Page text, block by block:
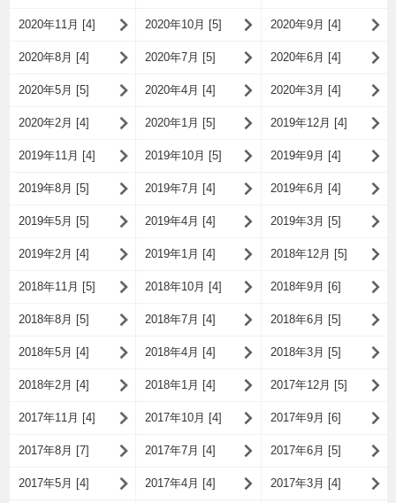
2020年11月 [4] 2020年10月 [5] 2020年9月 [4]
2020年8月 [4] 2020年7月 [5] 2020年6月 [4]
2020年5月 [5] 2020年4月 [4] 2020年3月 [4]
2020年2月 [4] 2020年1月 [5] 2019年12月 [4]
2019年11月 [4] 2019年10月 [5] 2019年9月 [4]
2019年8月 [5] 2019年7月 [4] 2019年6月 [4]
2019年5月 [5] 2019年4月 [4] 2019年3月 [5]
2019年2月 [4] 2019年1月 [4] 2018年12月 [5]
2018年11月 [5] 2018年10月 [4] 2018年9月 [6]
2018年8月 [5] 2018年7月 [4] 2018年6月 [5]
2018年5月 [4] 2018年4月 [4] 2018年3月 [5]
2018年2月 [4] 2018年1月 [4] 2017年12月 [5]
2017年11月 [4] 2017年10月 [4] 2017年9月 [6]
2017年8月 [7] 2017年7月 [4] 2017年6月 [5]
2017年5月 [4] 2017年4月 [4] 2017年3月 [4]